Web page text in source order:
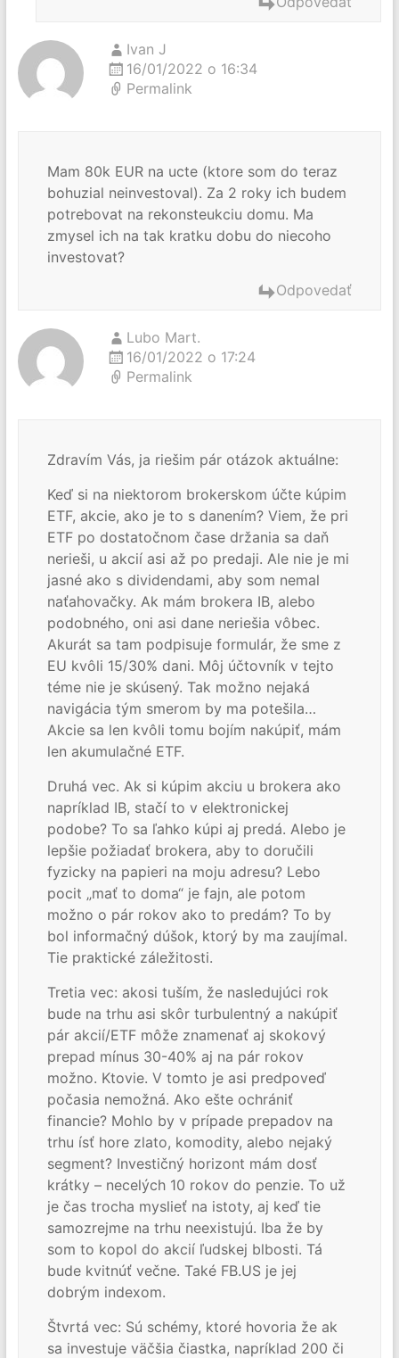
Ivan J
16/01/2022 o 16:34
Permalink
Mam 80k EUR na ucte (ktore som do teraz
bohuzial neinvestoval). Za 2 roky ich budem
potrebovat na rekonsteukciu domu. Ma
zmysel ich na tak kratku dobu do niecoho
investovat?
Odpovedať
Lubo Mart.
16/01/2022 o 17:24
Permalink
Zdravím Vás, ja riešim pár otázok aktuálne:
Keď si na niektorom brokerskom účte kúpim
ETF, akcie, ako je to s danením? Viem, že pri
ETF po dostatočnom čase držania sa daň
nerieši, u akcií asi až po predaji. Ale nie je mi
jasné ako s dividendami, aby som nemal
naťahovačky. Ak mám brokera IB, alebo
podobného, oni asi dane neriešia vôbec.
Akurát sa tam podpisuje formulár, že sme z
EU kvôli 15/30% dani. Môj účtovník v tejto
téme nie je skúsený. Tak možno nejaká
navigácia tým smerom by ma potešila…
Akcie sa len kvôli tomu bojím nakúpiť, mám
len akumulačné ETF.
Druhá vec. Ak si kúpim akciu u brokera ako
napríklad IB, stačí to v elektronickej
podobe? To sa ľahko kúpi aj predá. Alebo je
lepšie požiadať brokera, aby to doručili
fyzicky na papieri na moju adresu? Lebo
pocit „mať to doma“ je fajn, ale potom
možno o pár rokov ako to predám? To by
bol informačný dúšok, ktorý by ma zaujímal.
Tie praktické záležitosti.
Tretia vec: akosi tuším, že nasledujúci rok
bude na trhu asi skôr turbulentný a nakúpiť
pár akcií/ETF môže znamenať aj skokový
prepad mínus 30-40% aj na pár rokov
možno. Ktovie. V tomto je asi predpoveď
počasia nemožná. Ako ešte ochrániť
financie? Mohlo by v prípade prepadov na
trhu ísť hore zlato, komodity, alebo nejaký
segment? Investičný horizont mám dosť
krátky – necelých 10 rokov do penzie. To už
je čas trocha myslieť na istoty, aj keď tie
samozrejme na trhu neexistujú. Iba že by
som to kopol do akcií ľudskej blbosti. Tá
bude kvitnúť večne. Také FB.US je jej
dobrým indexom.
Štvrtá vec: Sú schémy, ktoré hovoria že ak
sa investuje väčšia čiastka, napríklad 200 či